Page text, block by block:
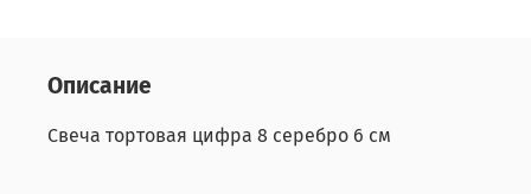
Описание
Свеча тортовая цифра 8 серебро 6 см